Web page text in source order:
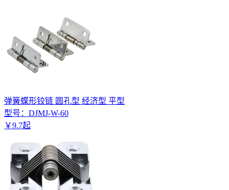
弹簧蝶形铰链 圆孔型 经济型 平型
型号： DJMJ-W-60
￥9.7起